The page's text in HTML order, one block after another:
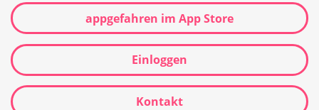
appgefahren im App Store
Einloggen
Kontakt